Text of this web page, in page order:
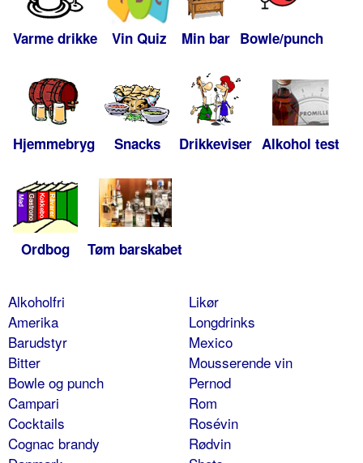
Varme drikke Vin Quiz Min bar Bowle/punch
Hjemmebryg Snacks Drikkeviser Alkohol test
Ordbog Tøm barskabet
Alkoholfri
Amerika
Barudstyr
Bitter
Bowle og punch
Campari
Cocktails
Cognac brandy
Likør
Longdrinks
Mexico
Mousserende vin
Pernod
Rom
Rosévin
Rødvin